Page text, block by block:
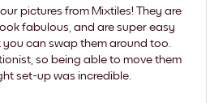
pictures from Mixtiles! They are
fabulous, and are super easy
can swap them around too.
so being able to move them
set-up was incredible.